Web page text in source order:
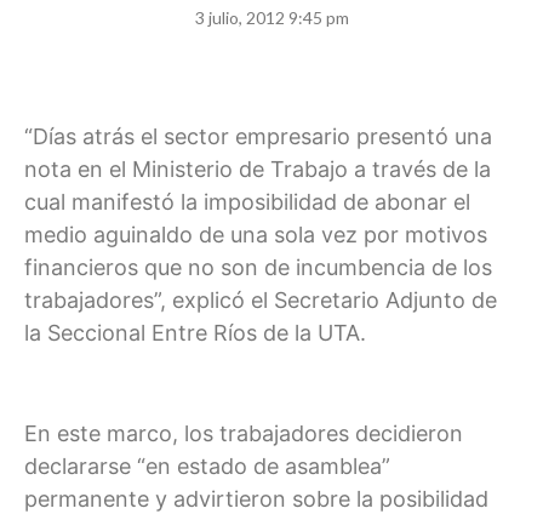
3 julio, 2012 9:45 pm
“Días atrás el sector empresario presentó una
nota en el Ministerio de Trabajo a través de la
cual manifestó la imposibilidad de abonar el
medio aguinaldo de una sola vez por motivos
financieros que no son de incumbencia de los
trabajadores”, explicó el Secretario Adjunto de
la Seccional Entre Ríos de la UTA.
En este marco, los trabajadores decidieron
declararse “en estado de asamblea”
permanente y advirtieron sobre la posibilidad